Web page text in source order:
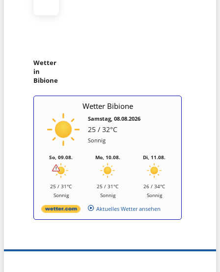
Wetter
in
Bibione
Wetter Bibione
Samstag, 08.08.2026
25 / 32°C
Sonnig
So, 09.08.
25 / 31°C
Sonnig
Mo, 10.08.
25 / 31°C
Sonnig
Di, 11.08.
26 / 34°C
Sonnig
Aktuelles Wetter ansehen